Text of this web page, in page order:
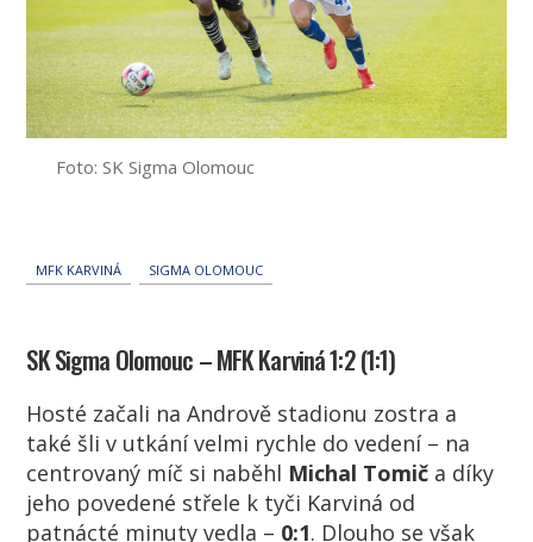
Foto: SK Sigma Olomouc
MFK KARVINÁ SIGMA OLOMOUC
SK Sigma Olomouc – MFK Karviná 1:2 (1:1)
Hosté začali na Andrově stadionu zostra a
také šli v utkání velmi rychle do vedení – na
centrovaný míč si naběhl Michal Tomič a díky
jeho povedené střele k tyči Karviná od
patnácté minuty vedla – 0:1. Dlouho se však